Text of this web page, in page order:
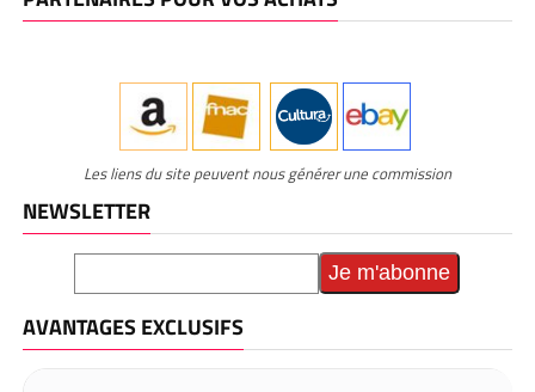
Les liens du site peuvent nous générer une commission
NEWSLETTER
AVANTAGES EXCLUSIFS